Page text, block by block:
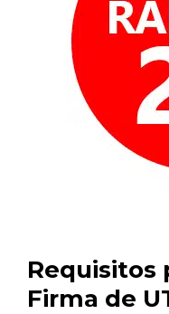
Requisitos
Firma de